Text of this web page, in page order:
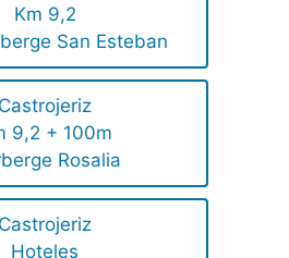
Km 9,2
San Esteban
Castrojeriz
9,2 + 100m
Rosalia
Castrojeriz
Hoteles